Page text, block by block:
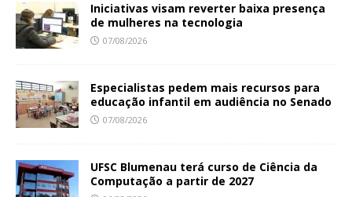
Iniciativas visam reverter baixa presença
de mulheres na tecnologia
07/08/2026
Especialistas pedem mais recursos para
educação infantil em audiência no Senado
07/08/2026
UFSC Blumenau terá curso de Ciência da
Computação a partir de 2027